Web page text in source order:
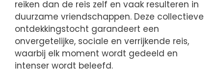
reiken dan de reis zelf en vaak resulteren in
duurzame vriendschappen. Deze collectieve
ontdekkingstocht garandeert een
onvergetelijke, sociale en verrijkende reis,
waarbij elk moment wordt gedeeld en
intenser wordt beleefd.